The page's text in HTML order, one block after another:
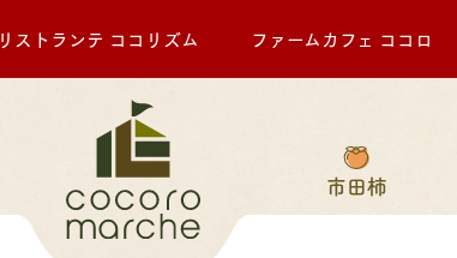
リストランテ ココリズム ファームカフェ ココロ
市田柿